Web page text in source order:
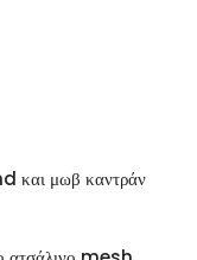
και μωβ καντράν